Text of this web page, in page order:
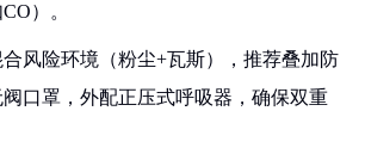
）。
风险环境（粉尘+瓦斯），推荐叠加防
口罩，外配正压式呼吸器，确保双重